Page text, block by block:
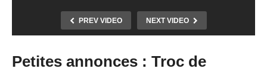
PREV VIDEO NEXT VIDEO
Petites annonces : Troc de